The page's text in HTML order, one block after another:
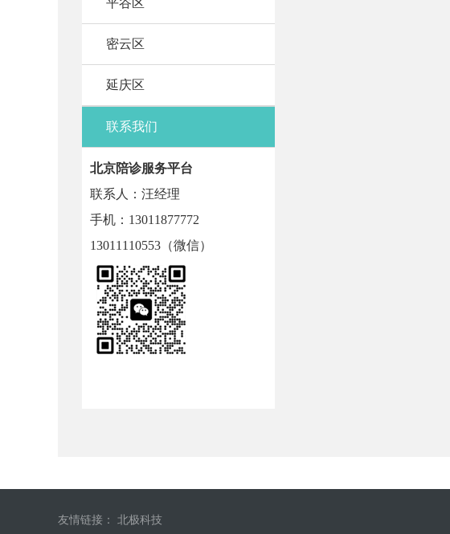
平谷区
密云区
延庆区
联系我们
北京陪诊服务平台
联系人：汪经理
手机：13011877772
13011110553（微信）
友情链接： 北极科技